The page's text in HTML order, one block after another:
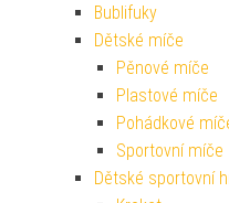
Bublifuky
Dětské míče
Pěnové míče
Plastové míče
Pohádkové
Sportovní míče
Dětské sportovní